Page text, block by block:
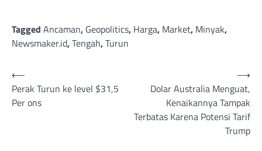
Tagged Ancaman, Geopolitics, Harga, Market, Minyak,
Newsmaker.id,Tengah,Turun
Post
navigation
⟵
Perak Turun ke level $31,5
Per ons
Dolar Australia Menguat,
Kenaikannya Tampak
Terbatas Karena Potensi Tarif
Trump
⟶